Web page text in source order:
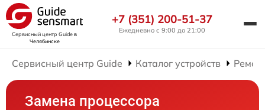
Сервисный центр Guideв
Челябинске
+7 (351) 200-51-37
Ежедневно с 9:00 до 21:00
Сервисный центр Guide Каталог устройств
Замена процессора